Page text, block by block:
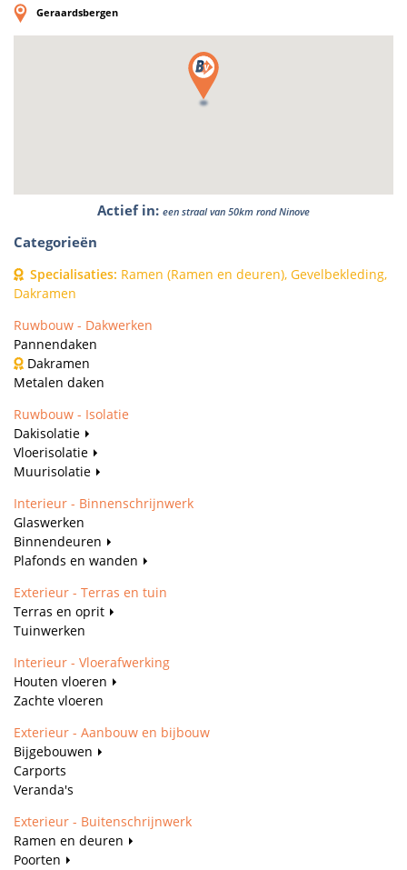
Geraardsbergen
Actief in: een straal van 50km rond Ninove
Categorieën
Specialisaties: Ramen (Ramen en deuren), Gevelbekleding,
Dakramen
Ruwbouw - Dakwerken
Pannendaken
Dakramen
Metalen daken
Ruwbouw - Isolatie
Dakisolatie
Vloerisolatie
Muurisolatie
Interieur - Binnenschrijnwerk
Glaswerken
Binnendeuren
Plafonds en wanden
Exterieur - Terras en tuin
Terras en oprit
Tuinwerken
Interieur - Vloerafwerking
Houten vloeren
Zachte vloeren
Exterieur - Aanbouw en bijbouw
Bijgebouwen
Carports
Veranda's
Exterieur - Buitenschrijnwerk
Ramen en deuren
Poorten